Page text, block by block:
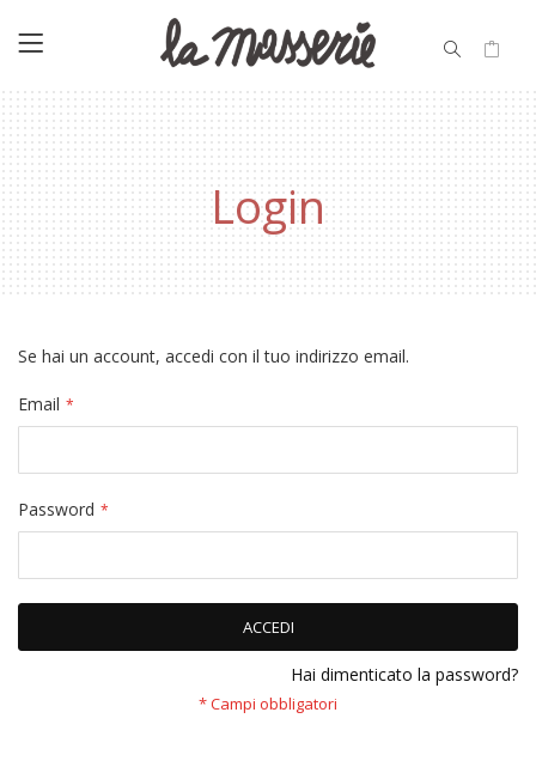
Login
Se hai un account, accedi con il tuo indirizzo email.
Email
Password
ACCEDI
Hai dimenticato la password?